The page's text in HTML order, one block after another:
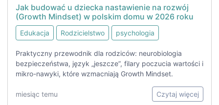
Jak budować u dziecka nastawienie na rozwój
(Growth Mindset) w polskim domu w 2026 roku
Edukacja Rodzicielstwo psychologia
Praktyczny przewodnik dla rodziców: neurobiologia
bezpieczeństwa, język „jeszcze”, filary poczucia wartości i
mikro-nawyki, które wzmacniają Growth Mindset.
miesiąc temu Czytaj więcej